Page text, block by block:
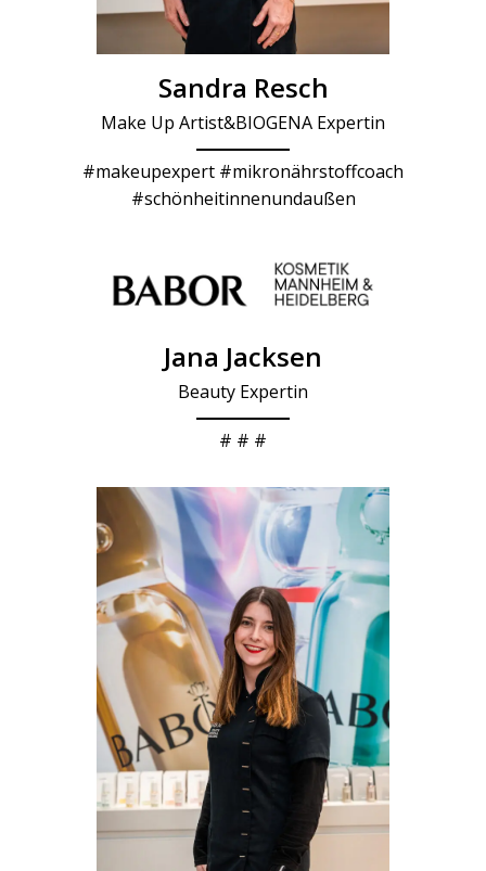
Sandra Resch
Make Up Artist&BIOGENA Expertin
#makeupexpert #mikronährstoffcoach
#schönheitinnenundaußen
Jana Jacksen
Beauty Expertin
# # #